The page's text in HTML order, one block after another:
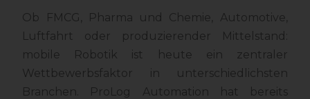
Ob FMCG, Pharma und Chemie, Automotive,
Luftfahrt oder produzierender Mittelstand:
mobile Robotik ist heute ein zentraler
Wettbewerbsfaktor in unterschiedlichsten
Branchen. ProLog Automation hat bereits